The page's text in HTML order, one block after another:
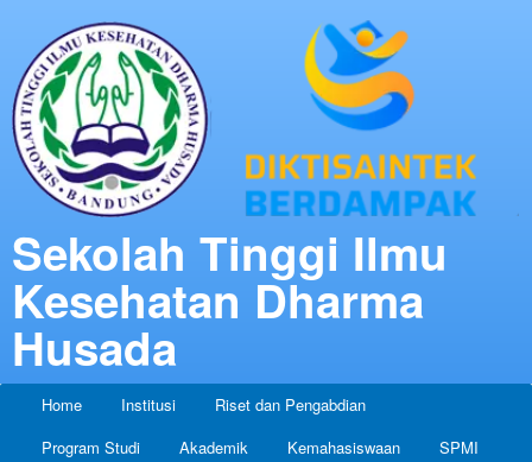
Sekolah Tinggi Ilmu
Kesehatan Dharma
Husada
Home Institusi
Riset dan Pengabdian
Program Studi
Akademik Kemahasiswaan
SPMI